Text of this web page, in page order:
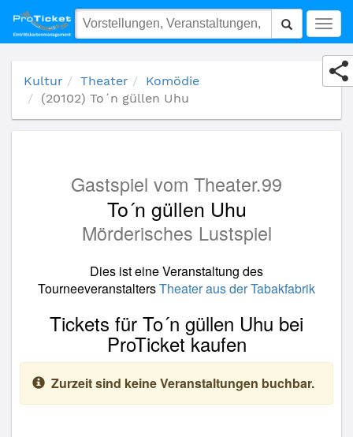
(20102) To´n güllen Uhu
Kultur Theater
Komödie
(20102) To´n güllen Uhu
Gastspiel vom Theater.99
To´n güllen Uhu
Mörderisches Lustspiel
Dies ist eine Veranstaltung des
TourneeveranstaltersTheater aus der Tabakfabrik
Tickets für To´n güllen Uhu bei
ProTicket kaufen
Zurzeit sind keine Veranstaltungen buchbar.